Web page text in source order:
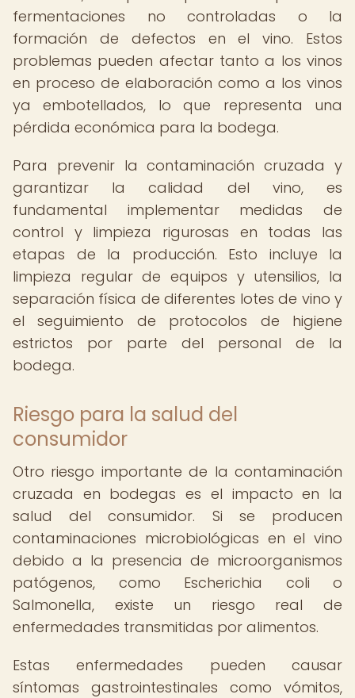
fermentaciones no controladas o la
formación de defectos en el vino. Estos
problemas pueden afectar tanto a los vinos
en proceso de elaboración como a los vinos
ya embotellados, lo que representa una
pérdida económica para la bodega.
Para prevenir la contaminación cruzada y
garantizar la calidad del vino, es
fundamental implementar medidas de
control y limpieza rigurosas en todas las
etapas de la producción. Esto incluye la
limpieza regular de equipos y utensilios, la
separación física de diferentes lotes de vino y
el seguimiento de protocolos de higiene
estrictos por parte del personal de la
bodega.
Riesgo para la salud del
consumidor
Otro riesgo importante de la contaminación
cruzada en bodegas es el impacto en la
salud del consumidor. Si se producen
contaminaciones microbiológicas en el vino
debido a la presencia de microorganismos
patógenos, como Escherichia coli o
Salmonella, existe un riesgo real de
enfermedades transmitidas por alimentos.
Estas enfermedades pueden causar
síntomas gastrointestinales como vómitos,